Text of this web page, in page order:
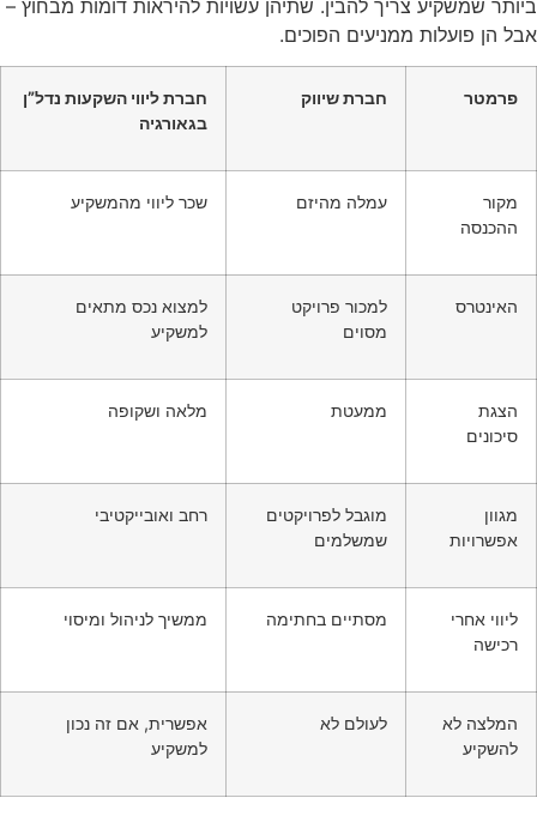
ביותר שמשקיע צריך להבין. שתיהן עשויות להיראות דומות מבחוץ –
אבל הן פועלות ממניעים הפוכים.
פרמטר חברת שיווק
חברת ליווי השקעות נדל”ן
בגאורגיה
מקור
ההכנסה
עמלה מהיזם שכר ליווי מהמשקיע
האינטרס
למכור פרויקט
מסוים
למצוא נכס מתאים
למשקיע
הצגת
סיכונים
ממעטת מלאה ושקופה
מגוון
אפשרויות
מוגבל לפרויקטים
שמשלמים
רחב ואובייקטיבי
ליווי אחרי
רכישה
מסתיים בחתימה ממשיך לניהול ומיסוי
המלצה לא
להשקיע
לעולם לא
אפשרית, אם זה נכון
למשקיע